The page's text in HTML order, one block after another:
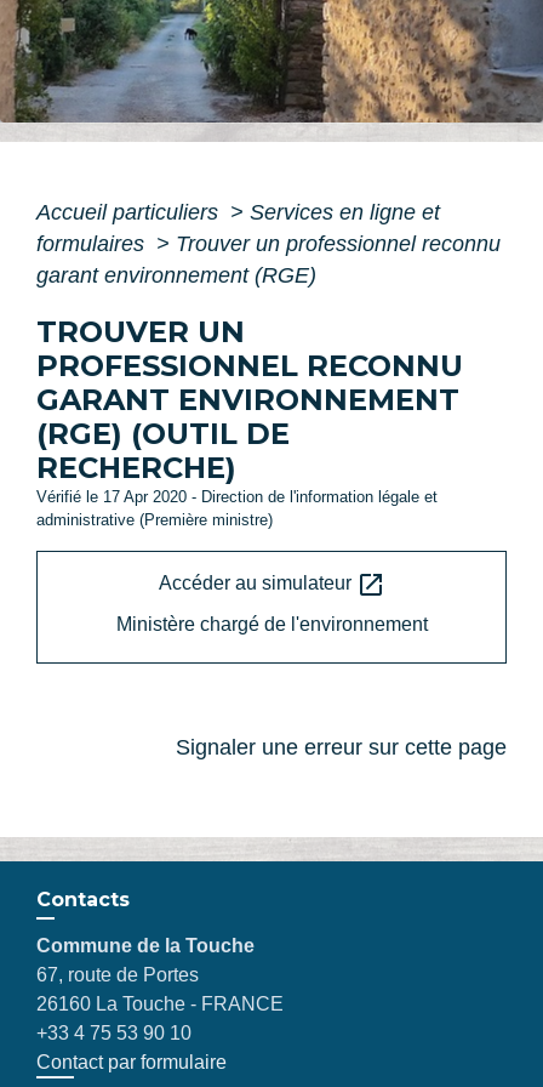
Accueil particuliers > Services en ligne et
formulaires > Trouver un professionnel reconnu
garant environnement (RGE)
TROUVER UN
PROFESSIONNEL RECONNU
GARANT ENVIRONNEMENT
(RGE) (OUTIL DE
RECHERCHE)
Vérifié le 17 Apr 2020 - Direction de l'information légale et
administrative (Première ministre)
Accéder au simulateur open_in_new
Ministère chargé de l'environnement
Signaler une erreur sur cette page
Contacts
Commune de la Touche
67, route de Portes
26160 La Touche - FRANCE
+33 4 75 53 90 10
Contact par formulaire